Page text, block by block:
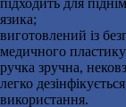
підходить для
язика;
виготовлений із
медичного
ручка зручна,
легко
використання.